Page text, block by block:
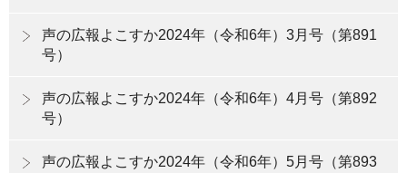
声の広報よこすか2024年（令和6年）3月号（第891
号）
声の広報よこすか2024年（令和6年）4月号（第892
号）
声の広報よこすか2024年（令和6年）5月号（第893